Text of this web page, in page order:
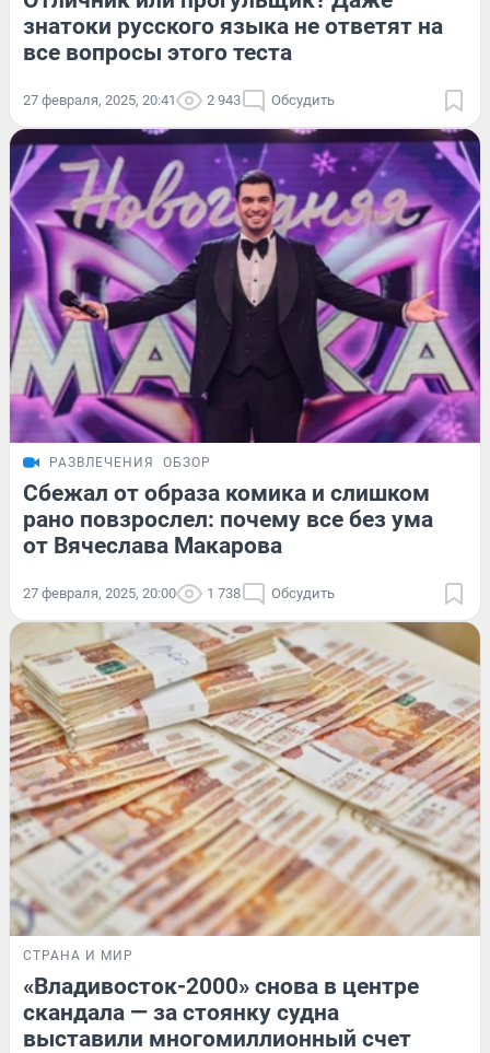
знатоки русского языка не ответят на
все вопросы этого теста
27 февраля, 2025, 20:41 2 943 Обсудить
РАЗВЛЕЧЕНИЯ ОБЗОР
Сбежал от образа комика и слишком
рано повзрослел: почему все без ума
от Вячеслава Макарова
27 февраля, 2025, 20:00 1 738 Обсудить
СТРАНА И МИР
«Владивосток-2000» снова в центре
скандала — за стоянку судна
выставили многомиллионный счет